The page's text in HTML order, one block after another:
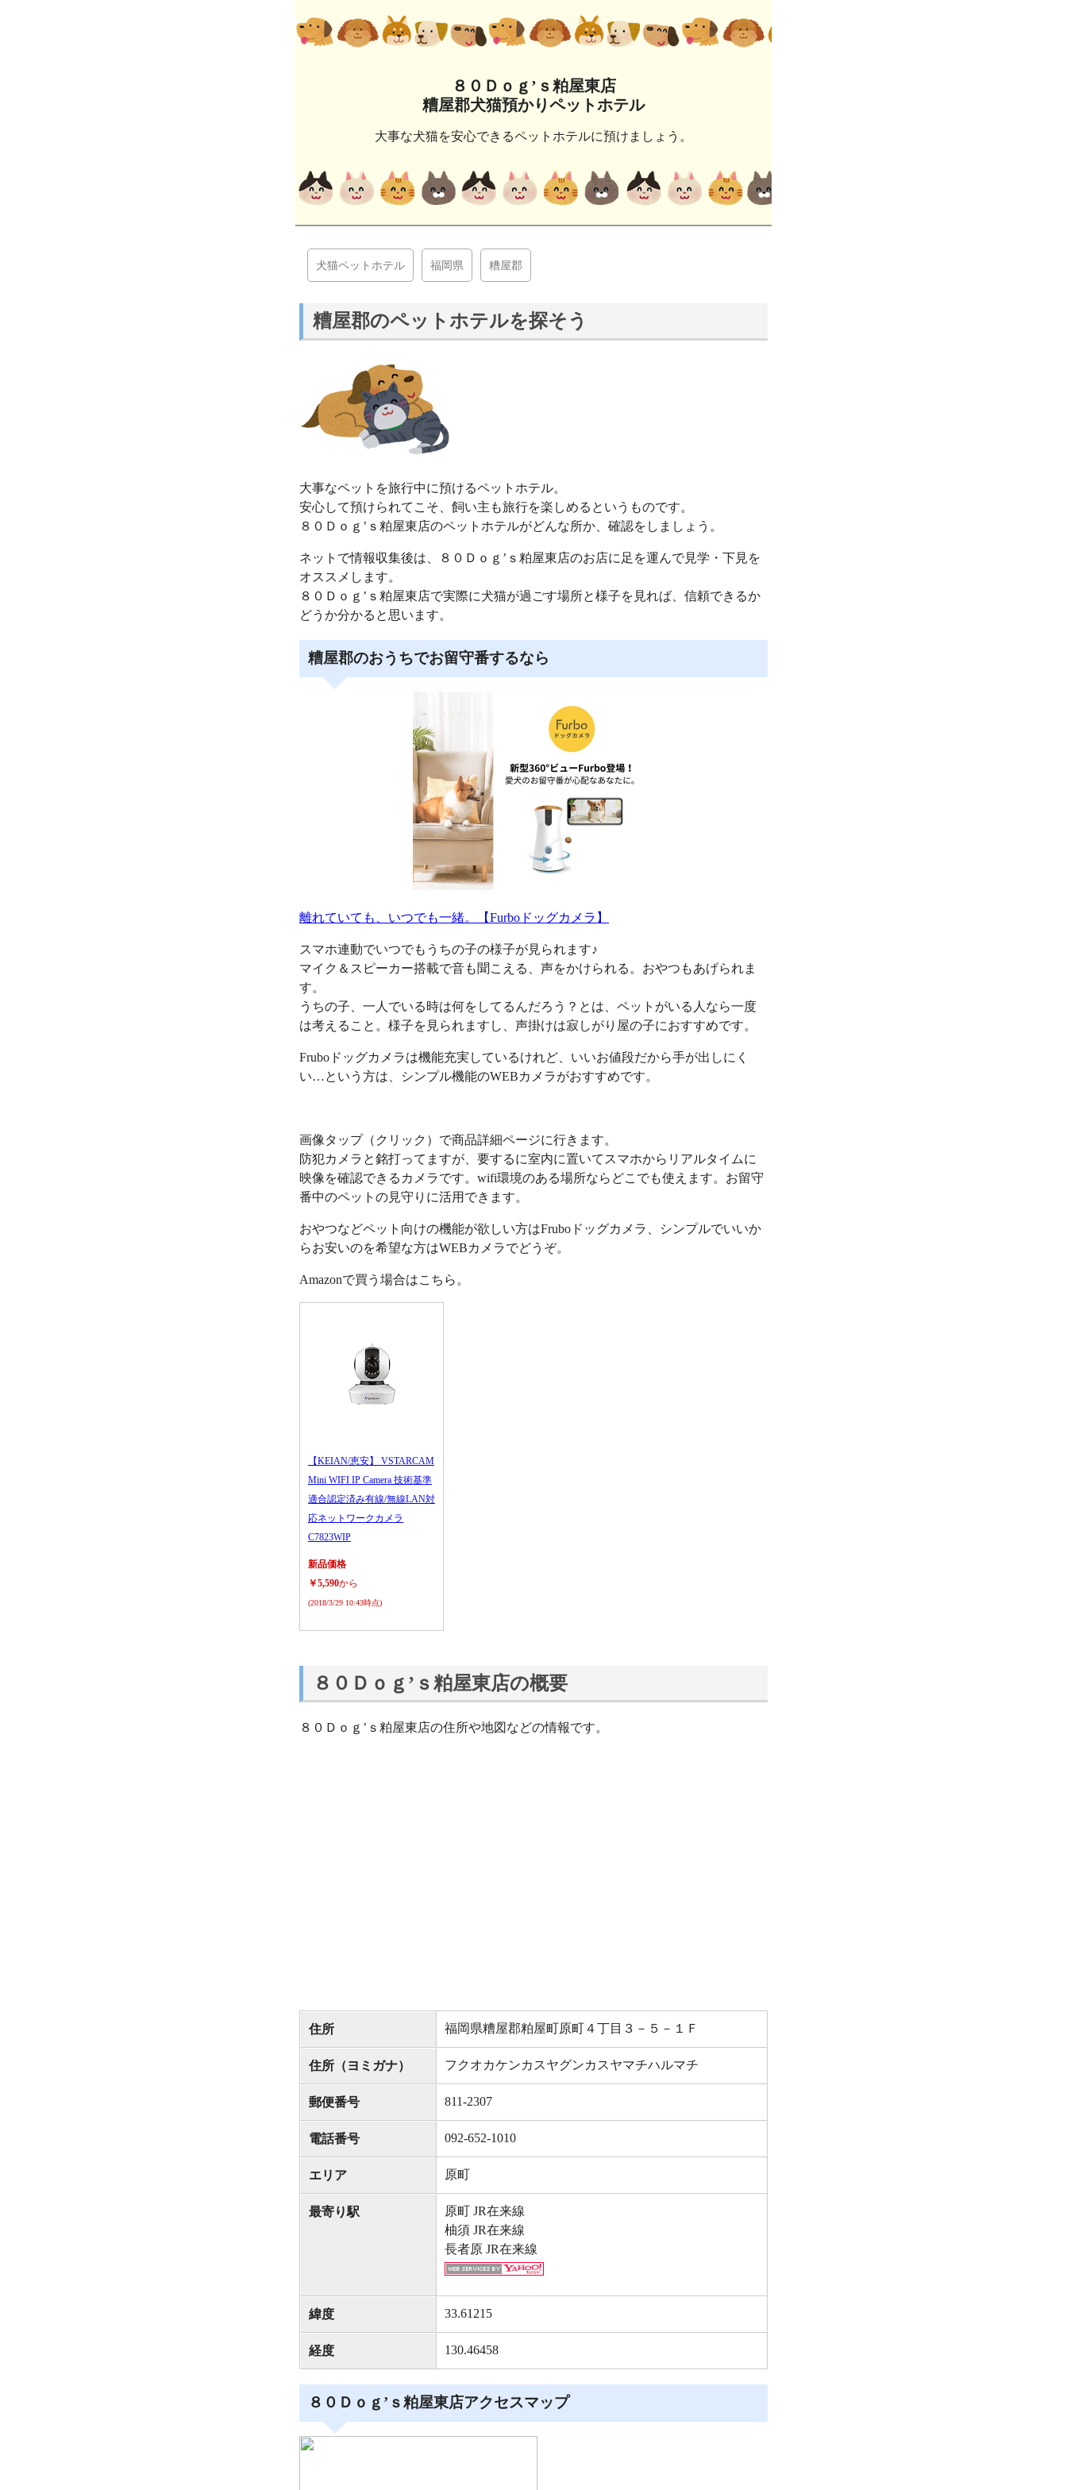
８０Ｄｏｇ’ｓ粕屋東店
糟屋郡犬猫預かりペットホテル
大事な犬猫を安心できるペットホテルに預けましょう。
犬猫ペットホテル 福岡県 糟屋郡
糟屋郡のペットホテルを探そう
大事なペットを旅行中に預けるペットホテル。
安心して預けられてこそ、飼い主も旅行を楽しめるというものです。
８０Ｄｏｇ’ｓ粕屋東店のペットホテルがどんな所か、確認をしましょう。
ネットで情報収集後は、８０Ｄｏｇ’ｓ粕屋東店のお店に足を運んで見学・下見を
オススメします。
８０Ｄｏｇ’ｓ粕屋東店で実際に犬猫が過ごす場所と様子を見れば、信頼できるか
どうか分かると思います。
糟屋郡のおうちでお留守番するなら
離れていても、いつでも一緒。【Furboドッグカメラ】
スマホ連動でいつでもうちの子の様子が見られます♪
マイク＆スピーカー搭載で音も聞こえる、声をかけられる。おやつもあげられま
す。
うちの子、一人でいる時は何をしてるんだろう？とは、ペットがいる人なら一度
は考えること。様子を見られますし、声掛けは寂しがり屋の子におすすめです。
Fruboドッグカメラは機能充実しているけれど、いいお値段だから手が出しにく
い…という方は、シンプル機能のWEBカメラがおすすめです。
画像タップ（クリック）で商品詳細ページに行きます。
防犯カメラと銘打ってますが、要するに室内に置いてスマホからリアルタイムに
映像を確認できるカメラです。wifi環境のある場所ならどこでも使えます。お留守
番中のペットの見守りに活用できます。
おやつなどペット向けの機能が欲しい方はFruboドッグカメラ、シンプルでいいか
らお安いのを希望な方はWEBカメラでどうぞ。
Amazonで買う場合はこちら。
【KEIAN/恵安】 VSTARCAM
Mini WIFI IP Camera 技術基準
適合認定済み有線/無線LAN対
応ネットワークカメラ
C7823WIP
新品価格
￥5,590から
(2018/3/29 10:43時点)
８０Ｄｏｇ’ｓ粕屋東店の概要
８０Ｄｏｇ’ｓ粕屋東店の住所や地図などの情報です。
住所 福岡県糟屋郡粕屋町原町４丁目３－５－１Ｆ
住所（ヨミガナ） フクオカケンカスヤグンカスヤマチハルマチ
郵便番号 811-2307
電話番号 092-652-1010
エリア 原町
最寄り駅
原町 JR在来線
柚須 JR在来線
長者原 JR在来線
緯度 33.61215
経度 130.46458
８０Ｄｏｇ’ｓ粕屋東店アクセスマップ